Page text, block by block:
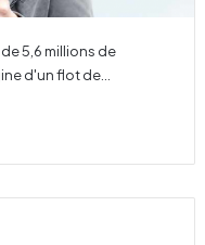
5,6 millions de
d'un flot de…